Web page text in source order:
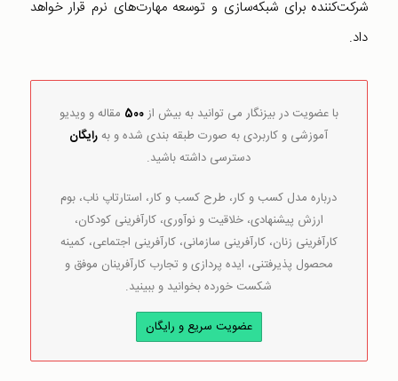
شرکت‌کننده برای شبکه‌سازی و توسعه مهارت‌های نرم قرار خواهد
داد.
با عضویت در بیزنگار می توانید به بیش از500 مقاله و ویدیو
آموزشی و کاربردی به صورت طبقه بندی شده و بهرایگان
دسترسی داشته باشید.
درباره مدل کسب و کار، طرح کسب و کار، استارتاپ ناب، بوم
ارزش پیشنهادی، خلاقیت و نوآوری، کارآفرینی کودکان،
کارآفرینی زنان، کارآفرینی سازمانی، کارآفرینی اجتماعی، کمینه
محصول پذیرفتنی، ایده پردازی و تجارب کارآفرینان موفق و
شکست خورده بخوانید و ببینید.
عضویت سریع و رایگان